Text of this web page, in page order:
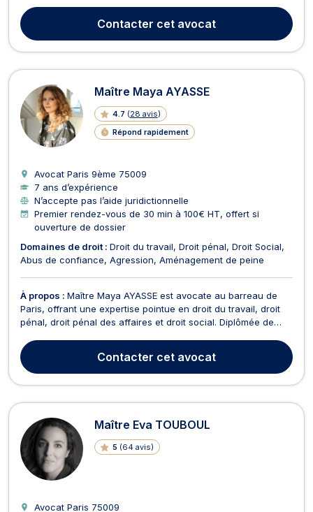
cabinet accompagne les particuliers dans des situations
personnelles, familiales ou administratives ...
Contacter cet avocat
Maître Maya AYASSE
4.7 (28 avis)
Répond rapidement
Avocat Paris 9ème 75009
7 ans d’expérience
N’accepte pas l’aide juridictionnelle
Premier rendez-vous de 30 min à 100€ HT, offert si
ouverture de dossier
Domaines de droit : Droit du travail Droit pénal Droit Social
Abus de confiance Agression Aménagement de peine
À propos : Maître Maya AYASSE est avocate au barreau de
Paris, offrant une expertise pointue en droit du travail, droit
pénal, droit pénal des affaires et droit social. Diplômée de
expérience au sein de cabinets renommés, elle a fondé son
propre cabinet en septembre 2023. En droit d...
Contacter cet avocat
Maître Eva TOUBOUL
5 (64 avis)
Avocat Paris 75009